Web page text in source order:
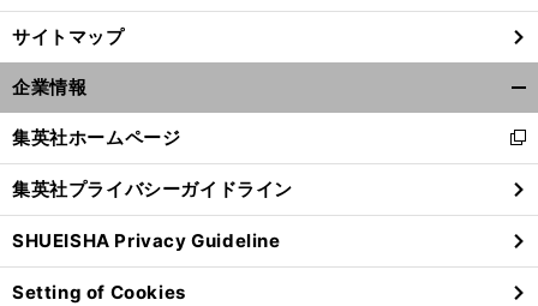
サイトマップ
企業情報
閉
る
集英社ホームページ
新
し
い
ウ
ィ
ン
ド
集英社プライバシーガイドライン
SHUEISHA Privacy Guideline
Setting of Cookies